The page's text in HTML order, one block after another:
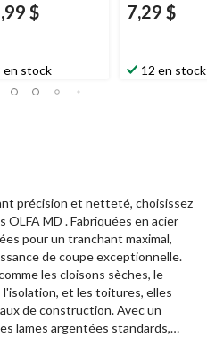
$
en stock
7,29 $
12 en stock
précision et netteté, choisissez
MD . Fabriquées en acier
pour un tranchant maximal,
de coupe exceptionnelle.
les cloisons sèches, le
l'isolation, et les toitures, elles
de construction. Avec un
lames argentées standards,